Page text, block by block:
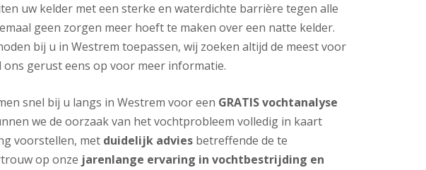
uw kelder met een sterke en waterdichte barrière tegen alle
geen zorgen meer hoeft te maken over een natte kelder.
bij u in Westrem toepassen, wij zoeken altijd de meest voor
gerust eens op voor meer informatie.
snel bij u langs in Westrem voor een GRATIS vochtanalyse
we de oorzaak van het vochtprobleem volledig in kaart
voorstellen, met duidelijk adviesbetreffende de te
op onze jarenlange ervaring in vochtbestrijding en